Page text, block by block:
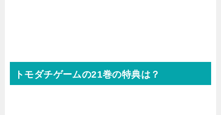
トモダチゲームの21巻の特典は？